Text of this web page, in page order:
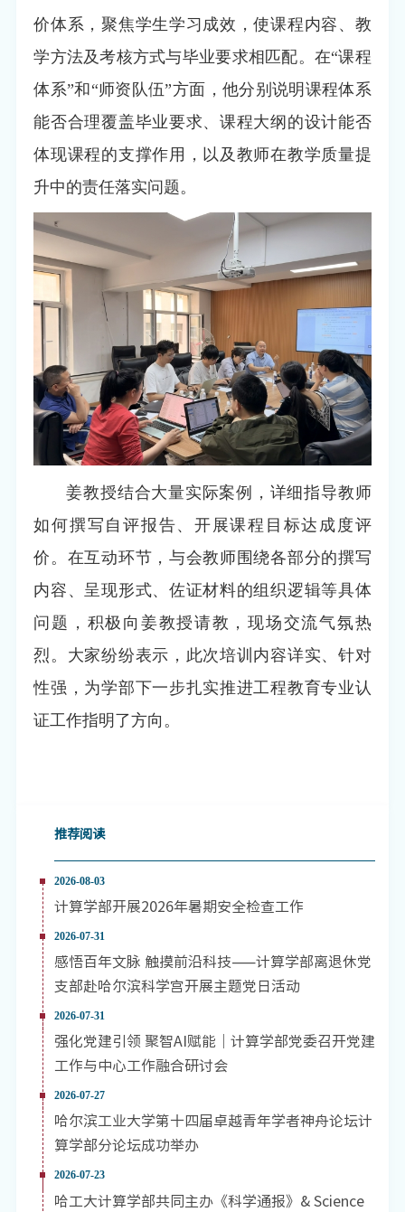
价体系，聚焦学生学习成效，使课程内容、教
学方法及考核方式与毕业要求相匹配。在“课程
体系”和“师资队伍”方面，他分别说明课程体系
能否合理覆盖毕业要求、课程大纲的设计能否
体现课程的支撑作用，以及教师在教学质量提
升中的责任落实问题。
姜教授结合大量实际案例，详细指导教师
如何撰写自评报告、开展课程目标达成度评
价。在互动环节，与会教师围绕各部分的撰写
内容、呈现形式、佐证材料的组织逻辑等具体
问题，积极向姜教授请教，现场交流气氛热
烈。大家纷纷表示，此次培训内容详实、针对
性强，为学部下一步扎实推进工程教育专业认
证工作指明了方向。
推荐阅读
2026-08-03
计算学部开展2026年暑期安全检查工作
2026-07-31
感悟百年文脉 触摸前沿科技——计算学部离退休党
支部赴哈尔滨科学宫开展主题党日活动
2026-07-31
强化党建引领 聚智AI赋能｜计算学部党委召开党建
工作与中心工作融合研讨会
2026-07-27
哈尔滨工业大学第十四届卓越青年学者神舟论坛计
算学部分论坛成功举办
2026-07-23
哈工大计算学部共同主办《科学通报》& Science